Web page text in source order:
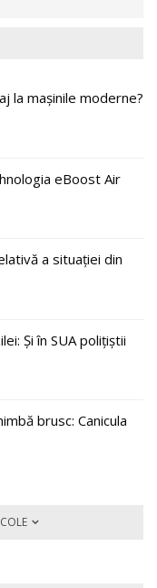
la mașinile moderne?
eBoost Air
a situației din
Și în SUA polițiștii
brusc: Canicula